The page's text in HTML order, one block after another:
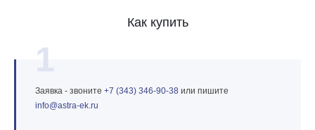
Как купить
1
Заявка - звоните +7 (343) 346‑90‑38 или пишите
info@astra‑ek.ru